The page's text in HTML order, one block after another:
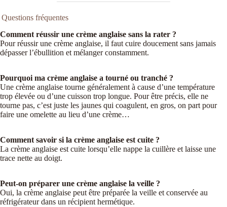
Questions fréquentes
Comment réussir une crème anglaise sans la rater ?
Pour réussir une crème anglaise, il faut cuire doucement sans jamais
dépasser l’ébullition et mélanger constamment.
Pourquoi ma crème anglaise a tourné ou tranché ?
Une crème anglaise tourne généralement à cause d’une température
trop élevée ou d’une cuisson trop longue. Pour être précis, elle ne
tourne pas, c’est juste les jaunes qui coagulent, en gros, on part pour
faire une omelette au lieu d’une crème…
Comment savoir si la crème anglaise est cuite ?
La crème anglaise est cuite lorsqu’elle nappe la cuillère et laisse une
trace nette au doigt.
Peut-on préparer une crème anglaise la veille ?
Oui, la crème anglaise peut être préparée la veille et conservée au
réfrigérateur dans un récipient hermétique.